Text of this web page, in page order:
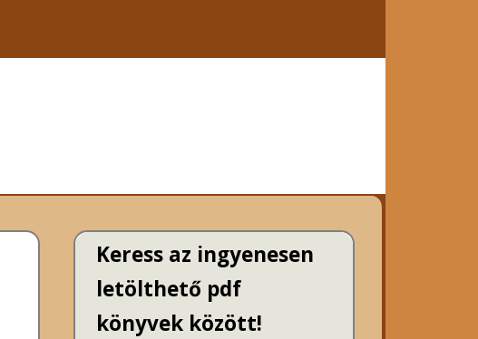
Keress az ingyenesen
letölthető pdf
könyvek között!